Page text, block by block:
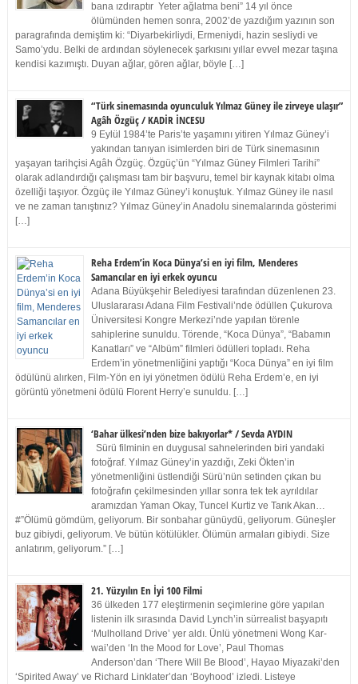
bana ızdıraptır Yeter ağlatma beni” 14 yıl önce
ölümünden hemen sonra, 2002’de yazdığım yazının son
paragrafında demiştim ki: “Diyarbekirliydi, Ermeniydi, hazin sesliydi ve
Samo’ydu. Belki de ardından söylenecek şarkısını yıllar evvel mezar taşına
kendisi kazımıştı. Duyan ağlar, gören ağlar, böyle […]
“Türk sinemasında oyunculuk Yılmaz Güney ile zirveye ulaşır”
Agâh Özgüç / KADİR İNCESU
9 Eylül 1984’te Paris’te yaşamını yitiren Yılmaz Güney’i
yakından tanıyan isimlerden biri de Türk sinemasının
yaşayan tarihçisi Agâh Özgüç. Özgüç’ün “Yılmaz Güney Filmleri Tarihi”
olarak adlandırdığı çalışması tam bir başvuru, temel bir kaynak kitabı olma
özelliği taşıyor. Özgüç ile Yılmaz Güney’i konuştuk. Yılmaz Güney ile nasıl
ve ne zaman tanıştınız? Yılmaz Güney’in Anadolu sinemalarında gösterimi
[…]
Reha Erdem’in Koca Dünya’si en iyi film, Menderes
Samancılar en iyi erkek oyuncu
Adana Büyükşehir Belediyesi tarafından düzenlenen 23.
Uluslararası Adana Film Festivali’nde ödüllen Çukurova
Üniversitesi Kongre Merkezi’nde yapılan törenle
sahiplerine sunuldu. Törende, “Koca Dünya”, “Babamın
Kanatları” ve “Albüm” filmleri ödülleri topladı. Reha
Erdem’in yönetmenliğini yaptığı “Koca Dünya” en iyi film
ödülünü alırken, Film-Yön en iyi yönetmen ödülü Reha Erdem’e, en iyi
görüntü yönetmeni ödülü Florent Herry’e sunuldu. […]
‘Bahar ülkesi’nden bize bakıyorlar* / Sevda AYDIN
Sürü filminin en duygusal sahnelerinden biri yandaki
fotoğraf. Yılmaz Güney’in yazdığı, Zeki Ökten’in
yönetmenliğini üstlendiği Sürü’nün setinden çıkan bu
fotoğrafın çekilmesinden yıllar sonra tek tek ayrıldılar
aramızdan Yaman Okay, Tuncel Kurtiz ve Tarık Akan…
#”Ölümü gömdüm, geliyorum. Bir sonbahar günüydü, geliyorum. Güneşler
buz gibiydi, geliyorum. Ve bütün kötülükler. Ölümün armaları gibiydi. Size
anlatırım, geliyorum.” […]
21. Yüzyılın En İyi 100 Filmi
36 ülkeden 177 eleştirmenin seçimlerine göre yapılan
listenin ilk sırasında David Lynch’in sürrealist başyapıtı
‘Mulholland Drive’ yer aldı. Ünlü yönetmeni Wong Kar-
wai’den ‘In the Mood for Love’, Paul Thomas
Anderson’dan ‘There Will Be Blood’, Hayao Miyazaki’den
‘Spirited Away’ ve Richard Linklater’dan ‘Boyhood’ izledi. Listeye